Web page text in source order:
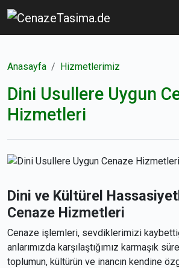
Anasayfa Hizmetlerimiz
Dini Usullere Uygun
Hizmetleri
Dini ve Kültürel
Cenaze Hizmetleri
Cenaze işlemleri, sevdiklerimizi
anlarımızda karşılaştığımız karmaşık
toplumun, kültürün ve inancın kendine